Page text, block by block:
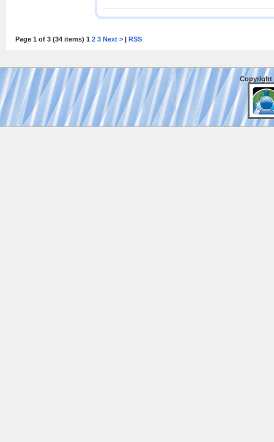
Page 1 of 3 (34 items) 1 2 3 Next > | RSS
Copyright